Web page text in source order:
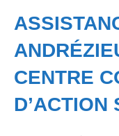
CENTRE
D’ACTION